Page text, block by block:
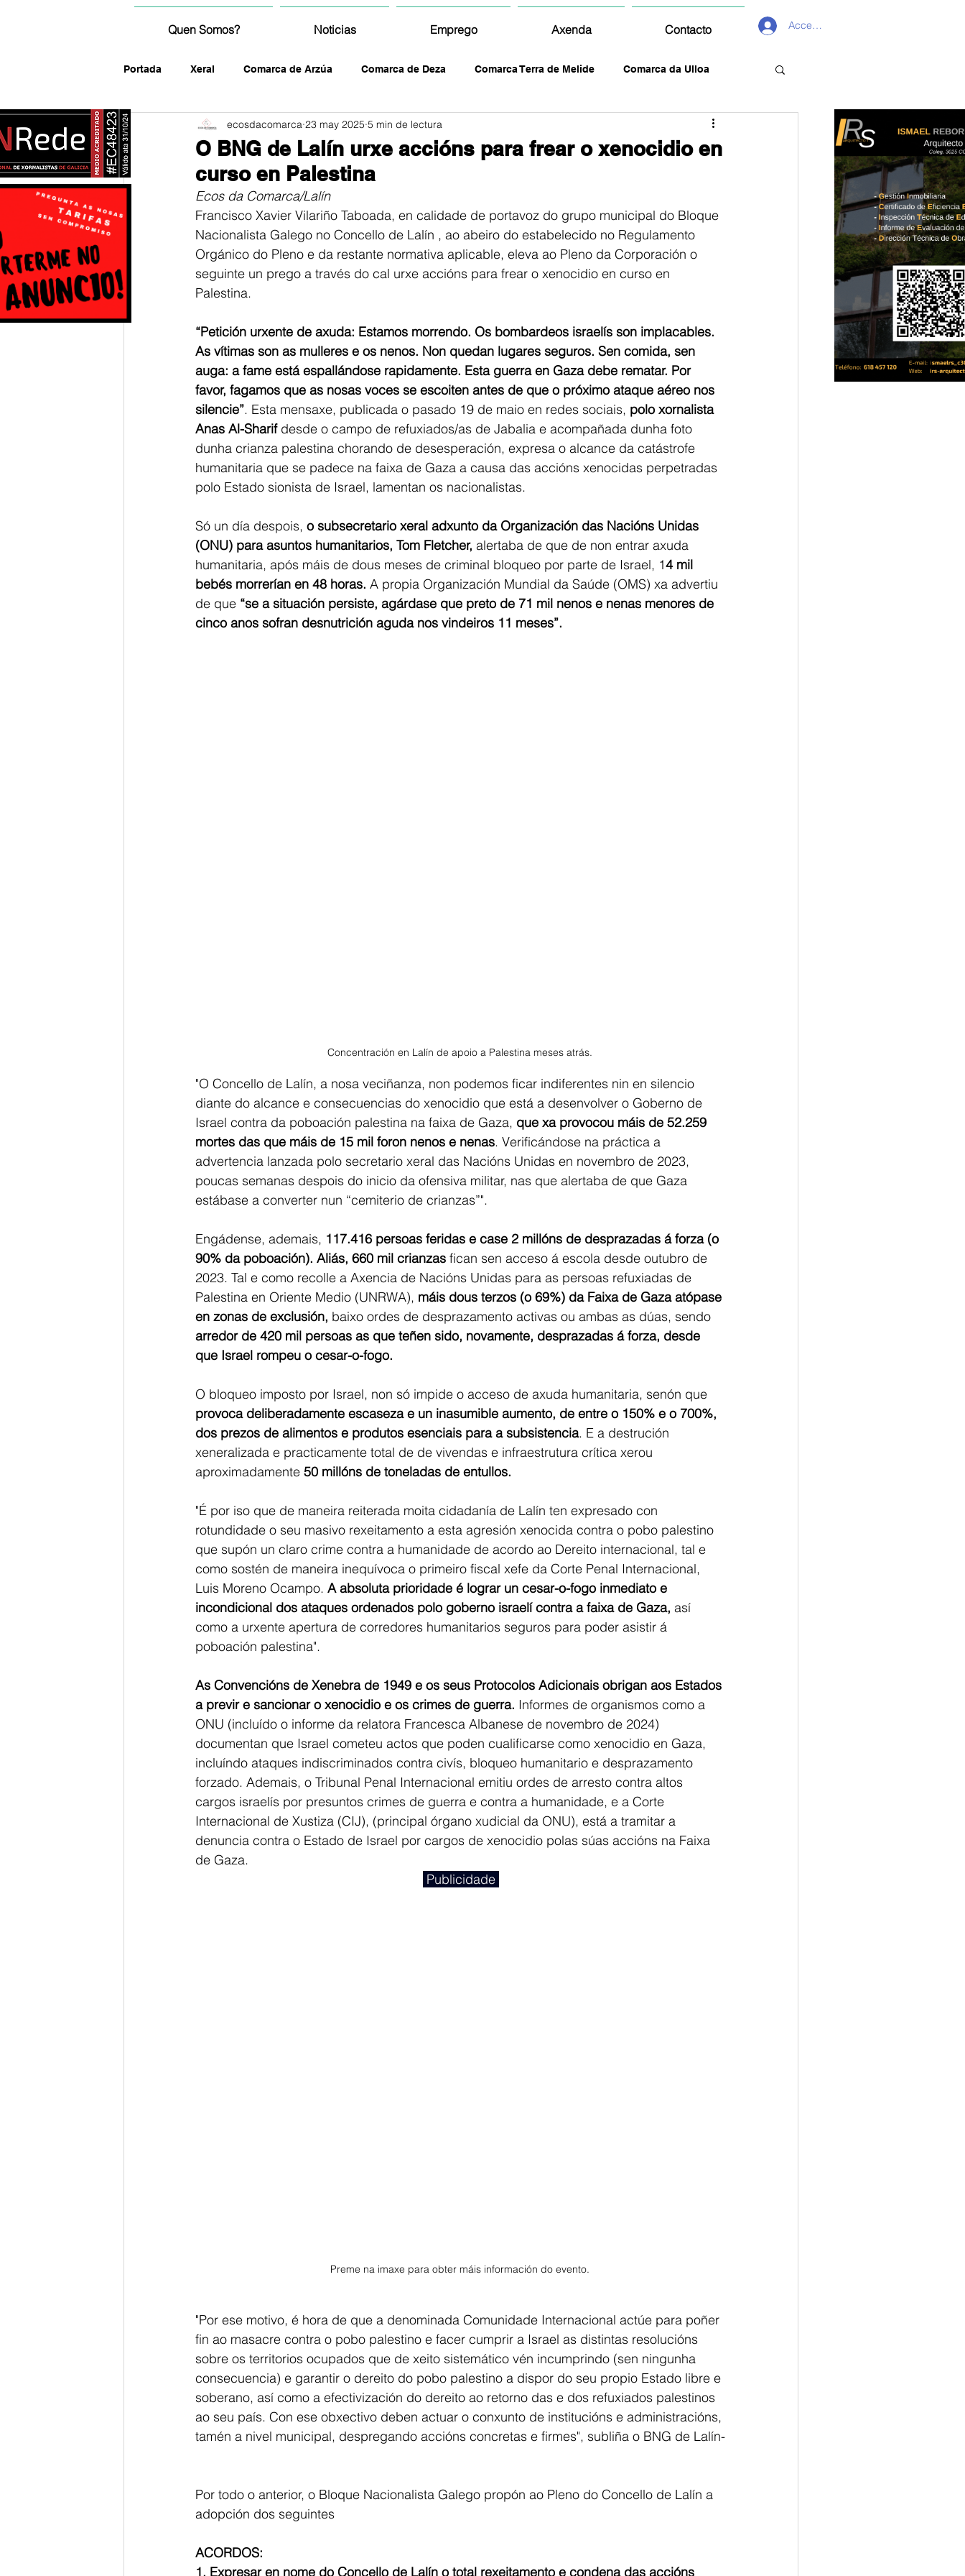
Quen Somos? Noticias Emprego Axenda Contacto Acceder
Portada Xeral Comarca de Arzúa Comarca de Deza Comarca Terra de Melide Comarca da Ulloa
fotografía
O BNG de Lalín urxe accións para frear o xenocidio en
curso en Palestina
ecosdacomarca 23 may 2025 5 min de lectura
Ecos da Comarca/Lalín
Francisco Xavier Vilariño Taboada, en calidade de portavoz do grupo municipal do Bloque
Nacionalista Galego no Concello de Lalín , ao abeiro do estabelecido no Regulamento
Orgánico do Pleno e da restante normativa aplicable, eleva ao Pleno da Corporación o
seguinte un prego a través do cal urxe accións para frear o xenocidio en curso en
Palestina.
“Petición urxente de axuda: Estamos morrendo. Os bombardeos israelís son implacables.
As vítimas son as mulleres e os nenos. Non quedan lugares seguros. Sen comida, sen
auga: a fame está espallándose rapidamente. Esta guerra en Gaza debe rematar. Por
favor, fagamos que as nosas voces se escoiten antes de que o próximo ataque aéreo nos
silencie”. Esta mensaxe, publicada o pasado 19 de maio en redes sociais, polo xornalista
Anas Al-Sharif desde o campo de refuxiados/as de Jabalia e acompañada dunha foto
dunha crianza palestina chorando de desesperación, expresa o alcance da catástrofe
humanitaria que se padece na faixa de Gaza a causa das accións xenocidas perpetradas
polo Estado sionista de Israel, lamentan os nacionalistas.
Só un día despois, o subsecretario xeral adxunto da Organización das Nacións Unidas
(ONU) para asuntos humanitarios, Tom Fletcher, alertaba de que de non entrar axuda
humanitaria, após máis de dous meses de criminal bloqueo por parte de Israel, 14 mil
bebés morrerían en 48 horas. A propia Organización Mundial da Saúde (OMS) xa advertiu
de que “se a situación persiste, agárdase que preto de 71 mil nenos e nenas menores de
cinco anos sofran desnutrición aguda nos vindeiros 11 meses”.
Concentración en Lalín de apoio a Palestina meses atrás.
"O Concello de Lalín, a nosa veciñanza, non podemos ficar indiferentes nin en silencio
diante do alcance e consecuencias do xenocidio que está a desenvolver o Goberno de
Israel contra da poboación palestina na faixa de Gaza, que xa provocou máis de 52.259
mortes das que máis de 15 mil foron nenos e nenas. Verificándose na práctica a
advertencia lanzada polo secretario xeral das Nacións Unidas en novembro de 2023,
poucas semanas despois do inicio da ofensiva militar, nas que alertaba de que Gaza
estábase a converter nun “cemiterio de crianzas”".
Engádense, ademais, 117.416 persoas feridas e case 2 millóns de desprazadas á forza (o
90% da poboación). Aliás, 660 mil crianzas fican sen acceso á escola desde outubro de
2023. Tal e como recolle a Axencia de Nacións Unidas para as persoas refuxiadas de
Palestina en Oriente Medio (UNRWA), máis dous terzos (o 69%) da Faixa de Gaza atópase
en zonas de exclusión, baixo ordes de desprazamento activas ou ambas as dúas, sendo
arredor de 420 mil persoas as que teñen sido, novamente, desprazadas á forza, desde
que Israel rompeu o cesar-o-fogo.
O bloqueo imposto por Israel, non só impide o acceso de axuda humanitaria, senón que
provoca deliberadamente escaseza e un inasumible aumento, de entre o 150% e o 700%,
dos prezos de alimentos e produtos esenciais para a subsistencia. E a destrución
xeneralizada e practicamente total de de vivendas e infraestrutura crítica xerou
aproximadamente 50 millóns de toneladas de entullos.
"É por iso que de maneira reiterada moita cidadanía de Lalín ten expresado con
rotundidade o seu masivo rexeitamento a esta agresión xenocida contra o pobo palestino
que supón un claro crime contra a humanidade de acordo ao Dereito internacional, tal e
como sostén de maneira inequívoca o primeiro fiscal xefe da Corte Penal Internacional,
Luis Moreno Ocampo. A absoluta prioridade é lograr un cesar-o-fogo inmediato e
incondicional dos ataques ordenados polo goberno israelí contra a faixa de Gaza, así
como a urxente apertura de corredores humanitarios seguros para poder asistir á
poboación palestina".
As Convencións de Xenebra de 1949 e os seus Protocolos Adicionais obrigan aos Estados
a previr e sancionar o xenocidio e os crimes de guerra. Informes de organismos como a
ONU (incluído o informe da relatora Francesca Albanese de novembro de 2024)
documentan que Israel cometeu actos que poden cualificarse como xenocidio en Gaza,
incluíndo ataques indiscriminados contra civís, bloqueo humanitario e desprazamento
forzado. Ademais, o Tribunal Penal Internacional emitiu ordes de arresto contra altos
cargos israelís por presuntos crimes de guerra e contra a humanidade, e a Corte
Internacional de Xustiza (CIJ), (principal órgano xudicial da ONU), está a tramitar a
denuncia contra o Estado de Israel por cargos de xenocidio polas súas accións na Faixa
de Gaza.
Publicidade
Preme na imaxe para obter máis información do evento.
"Por ese motivo, é hora de que a denominada Comunidade Internacional actúe para poñer
fin ao masacre contra o pobo palestino e facer cumprir a Israel as distintas resolucións
sobre os territorios ocupados que de xeito sistemático vén incumprindo (sen ningunha
consecuencia) e garantir o dereito do pobo palestino a dispor do seu propio Estado libre e
soberano, así como a efectivización do dereito ao retorno das e dos refuxiados palestinos
ao seu país. Con ese obxectivo deben actuar o conxunto de institucións e administracións,
tamén a nivel municipal, despregando accións concretas e firmes", subliña o BNG de Lalín-
Por todo o anterior, o Bloque Nacionalista Galego propón ao Pleno do Concello de Lalín a
adopción dos seguintes
ACORDOS:
1. Expresar en nome do Concello de Lalín o total rexeitamento e condena das accións